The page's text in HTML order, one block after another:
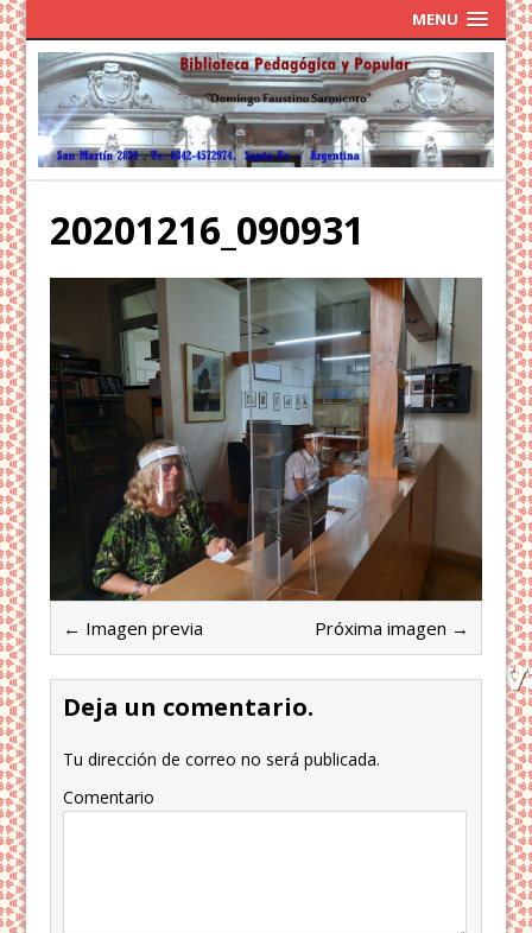
MENU
20201216_090931
← Imagen previa Próxima imagen →
Deja un comentario.
Tu dirección de correo no será publicada.
Comentario